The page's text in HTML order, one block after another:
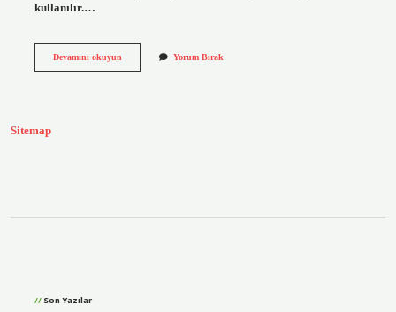
kullanılır.…
Devamını okuyunPhyto
Yorum Bırak
Sitemap
Son Yazılar